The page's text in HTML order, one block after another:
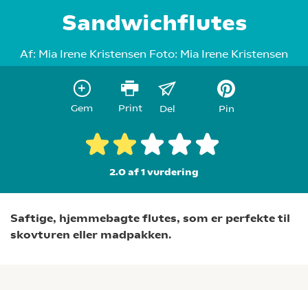
Sandwichflutes
Af: Mia Irene Kristensen Foto: Mia Irene Kristensen
Gem Print Del Pin
2.0 af 1vurdering
Saftige, hjemmebagte flutes, som er perfekte til
skovturen eller madpakken.